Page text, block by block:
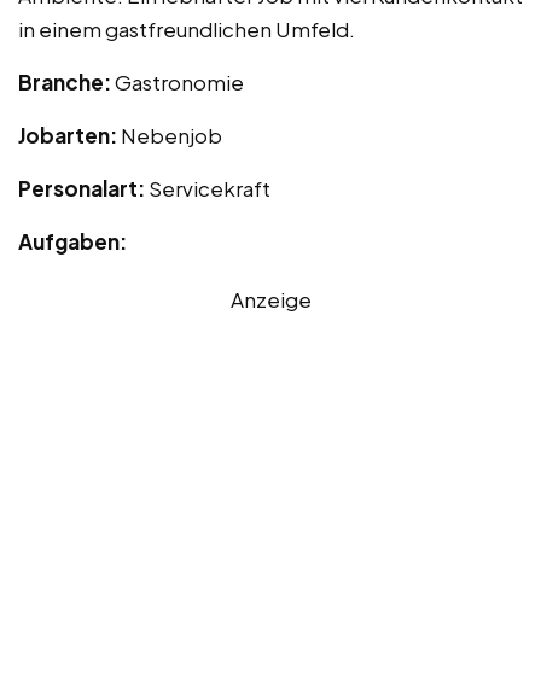
in einem gastfreundlichen Umfeld.
Branche:Gastronomie
Jobarten: Nebenjob
Personalart: Servicekraft
Aufgaben:
Anzeige